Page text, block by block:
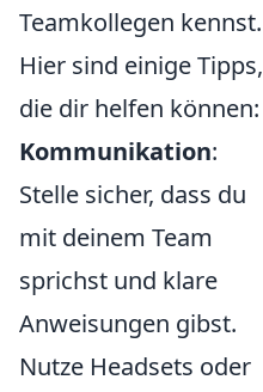
Teamkollegen kennst.
Hier sind einige Tipps,
die dir helfen können:
Kommunikation:
Stelle sicher, dass du
mit deinem Team
sprichst und klare
Anweisungen gibst.
Nutze Headsets oder